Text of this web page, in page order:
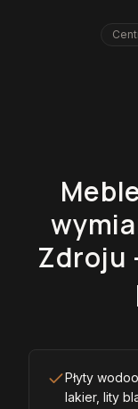
Zdroju
Płyty
lakier, lity